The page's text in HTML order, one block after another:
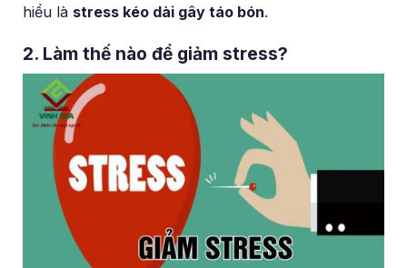
hiểu là stress kéo dài gây táo bón.
2. Làm thế nào để giảm stress?